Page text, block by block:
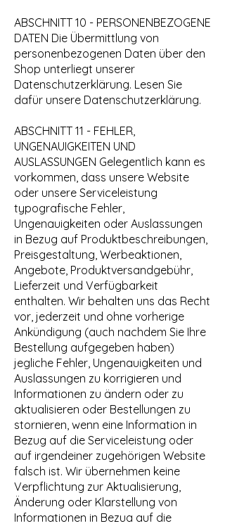
ABSCHNITT 10 - PERSONENBEZOGENE
DATEN Die Übermittlung von
personenbezogenen Daten über den
Shop unterliegt unserer
Datenschutzerklärung. Lesen Sie
dafür unsere Datenschutzerklärung.
ABSCHNITT 11 - FEHLER,
UNGENAUIGKEITEN UND
AUSLASSUNGEN Gelegentlich kann es
vorkommen, dass unsere Website
oder unsere Serviceleistung
typografische Fehler,
Ungenauigkeiten oder Auslassungen
in Bezug auf Produktbeschreibungen,
Preisgestaltung, Werbeaktionen,
Angebote, Produktversandgebühr,
Lieferzeit und Verfügbarkeit
enthalten. Wir behalten uns das Recht
vor, jederzeit und ohne vorherige
Ankündigung (auch nachdem Sie Ihre
Bestellung aufgegeben haben)
jegliche Fehler, Ungenauigkeiten und
Auslassungen zu korrigieren und
Informationen zu ändern oder zu
aktualisieren oder Bestellungen zu
stornieren, wenn eine Information in
Bezug auf die Serviceleistung oder
auf irgendeiner zugehörigen Website
falsch ist. Wir übernehmen keine
Verpflichtung zur Aktualisierung,
Änderung oder Klarstellung von
Informationen in Bezug auf die